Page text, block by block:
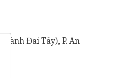
Vành Đai Tây), P. An